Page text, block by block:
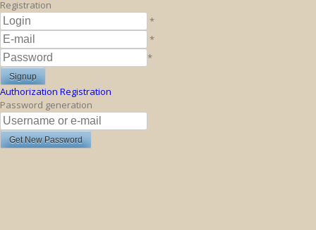
Registration
*
*
*
Authorization Registration
Password generation